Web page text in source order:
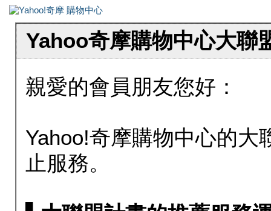
Yahoo奇摩購物中心大聯
親愛的會員朋友您好：
Yahoo!奇摩購物中心的大
止服務。